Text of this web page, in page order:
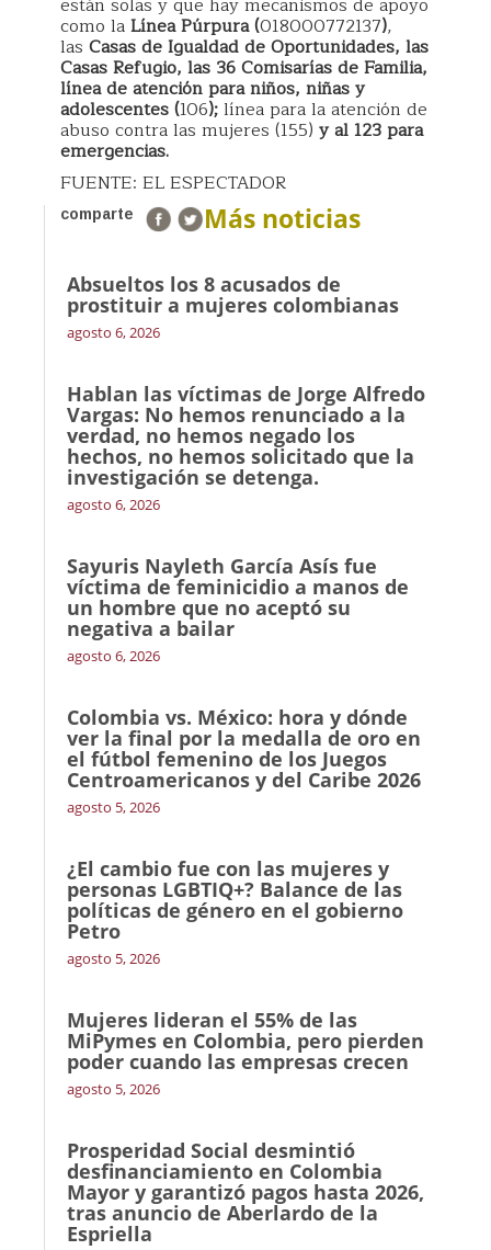
como laLínea Púrpura (018000772137),
las Casas de Igualdad de Oportunidades, las
Casas Refugio, las 36 Comisarías de Familia,
línea de atención para niños, niñas y
adolescentes (106);línea para la atención de
abuso contra las mujeres (155) y al 123 para
emergencias.
FUENTE: EL ESPECTADOR
comparte Más noticias
Absueltos los 8 acusados de
prostituir a mujeres colombianas
agosto 6, 2026
Hablan las víctimas de Jorge Alfredo
Vargas: No hemos renunciado a la
verdad, no hemos negado los
hechos, no hemos solicitado que la
investigación se detenga.
agosto 6, 2026
Sayuris Nayleth García Asís fue
víctima de feminicidio a manos de
un hombre que no aceptó su
negativa a bailar
agosto 6, 2026
Colombia vs. México: hora y dónde
ver la final por la medalla de oro en
el fútbol femenino de los Juegos
Centroamericanos y del Caribe 2026
agosto 5, 2026
¿El cambio fue con las mujeres y
personas LGBTIQ+? Balance de las
políticas de género en el gobierno
Petro
agosto 5, 2026
Mujeres lideran el 55% de las
MiPymes en Colombia, pero pierden
poder cuando las empresas crecen
agosto 5, 2026
Prosperidad Social desmintió
desfinanciamiento en Colombia
Mayor y garantizó pagos hasta 2026,
tras anuncio de Aberlardo de la
Espriella